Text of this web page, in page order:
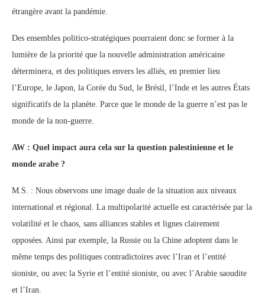
étrangère avant la pandémie.
Des ensembles politico-stratégiques pourraient donc se former à la
lumière de la priorité que la nouvelle administration américaine
déterminera, et des politiques envers les alliés, en premier lieu
l’Europe, le Japon, la Corée du Sud, le Brésil, l’Inde et les autres États
significatifs de la planète. Parce que le monde de la guerre n’est pas le
monde de la non-guerre.
AW : Quel impact aura cela sur la question palestinienne et le
monde arabe ?
M.S. : Nous observons une image duale de la situation aux niveaux
international et régional. La multipolarité actuelle est caractérisée par la
volatilité et le chaos, sans alliances stables et lignes clairement
opposées. Ainsi par exemple, la Russie ou la Chine adoptent dans le
même temps des politiques contradictoires avec l’Iran et l’entité
sioniste, ou avec la Syrie et l’entité sioniste, ou avec l’Arabie saoudite
et l’Iran.